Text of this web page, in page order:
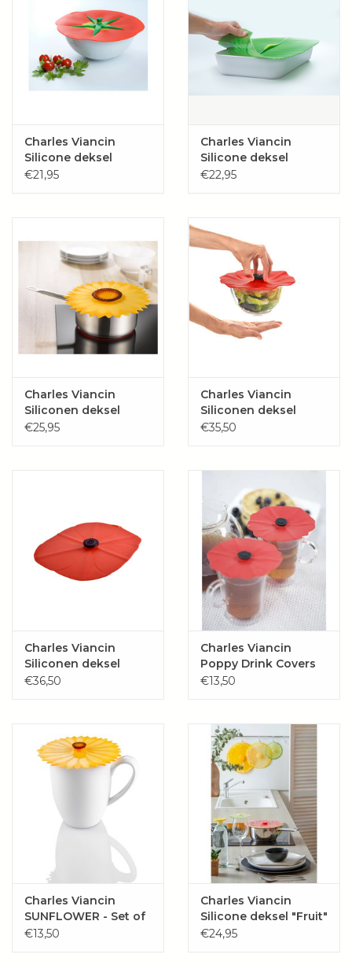
Aanbiedingen ✅
Cadeau idee
Cadeaubonnen
Charles Viancin
Silicone deksel
tomaat "TOMATO"
€21,95
Charles Viancin
Silicone deksel
"bananenblad"
€22,95
Charles Viancin
Siliconen deksel
Sunflower *New*
€25,95
Charles Viancin
Siliconen deksel
klaproos "POPPY"
€35,50
Charles Viancin
Siliconen deksel
Poppy Ovaal 35x25
€36,50
Charles Viancin
Poppy Drink Covers
(Rood) - Set / 2
€13,50
Charles Viancin
SUNFLOWER - Set of
2 Drink Covers
€13,50
Charles Viancin
Silicone deksel "Fruit"
€24,95